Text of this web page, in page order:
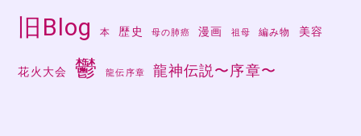
旧Blog 本 歴史 母の肺癌 漫画 祖母 編み物 美容
花火大会 鬱 龍伝序章 龍神伝説〜序章〜